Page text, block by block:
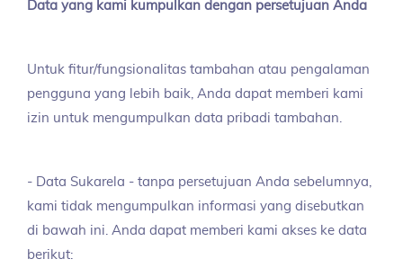
Data yang kami kumpulkan dengan persetujuan Anda
Untuk fitur/fungsionalitas tambahan atau pengalaman
pengguna yang lebih baik, Anda dapat memberi kami
izin untuk mengumpulkan data pribadi tambahan.
- Data Sukarela - tanpa persetujuan Anda sebelumnya,
kami tidak mengumpulkan informasi yang disebutkan
di bawah ini. Anda dapat memberi kami akses ke data
berikut: